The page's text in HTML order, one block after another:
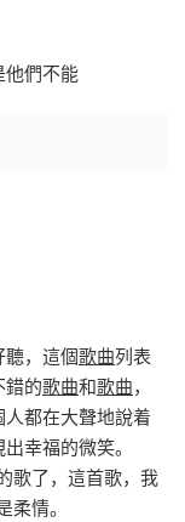
他們不能
，這個歌曲列表
錯的歌曲和歌曲，
都在大聲地說着
幸福的微笑。
歌了，這首歌，我
情。